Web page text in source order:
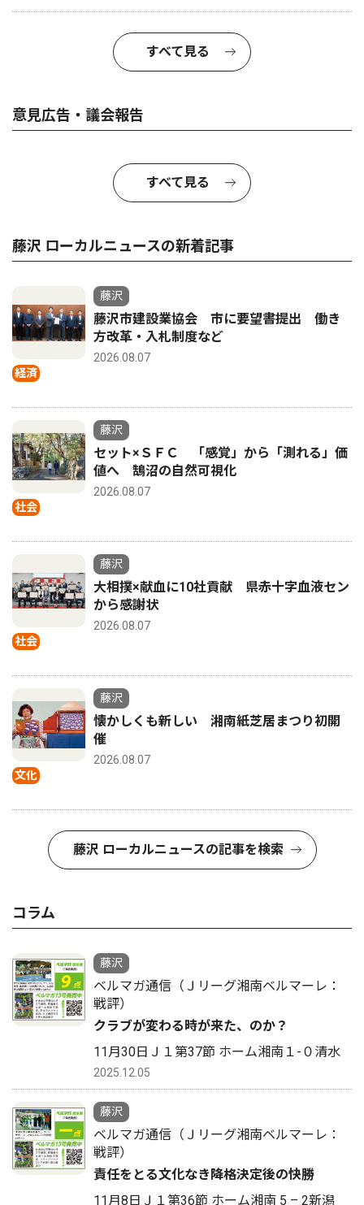
すべて見る
意見広告・議会報告
すべて見る
藤沢 ローカルニュースの新着記事
経済
藤沢
藤沢市建設業協会 市に要望書提出 働き
方改革・入札制度など
2026.08.07
社会
藤沢
セット×ＳＦＣ 「感覚」から「測れる」価
値へ 鵠沼の自然可視化
2026.08.07
社会
藤沢
大相撲×献血に10社貢献 県赤十字血液セン
から感謝状
2026.08.07
文化
藤沢
懐かしくも新しい 湘南紙芝居まつり初開
催
2026.08.07
藤沢 ローカルニュースの記事を検索
コラム
藤沢
ベルマガ通信（Ｊリーグ湘南ベルマーレ：
戦評）
クラブが変わる時が来た、のか？
11月30日Ｊ１第37節 ホーム湘南１-０清水
2025.12.05
藤沢
ベルマガ通信（Ｊリーグ湘南ベルマーレ：
戦評）
責任をとる文化なき降格決定後の快勝
11月8日Ｊ１第36節 ホーム湘南 5 – 2新潟